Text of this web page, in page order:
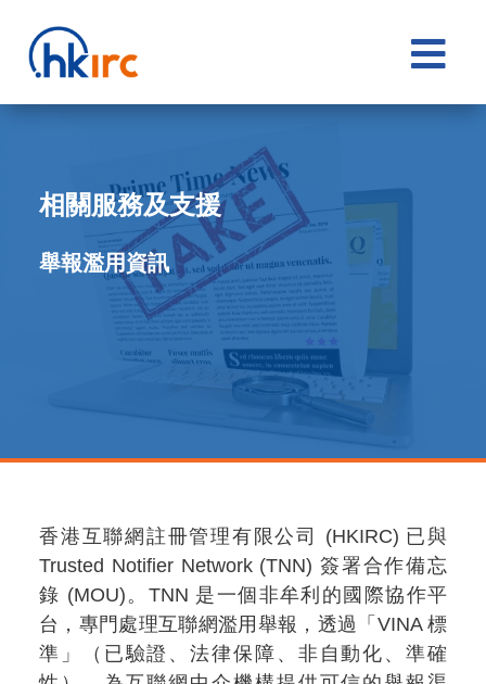

相關服務及支援
舉報濫用資訊
香港互聯網註冊管理有限公司 (HKIRC) 已與
Trusted Notifier Network (TNN) 簽署合作備忘
錄 (MOU)。TNN 是一個非牟利的國際協作平
台，專門處理互聯網濫用舉報，透過「VINA 標
準」（已驗證、法律保障、非自動化、準確